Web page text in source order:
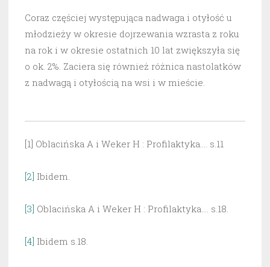
Coraz częściej występująca nadwaga i otyłość u
młodzieży w okresie dojrzewania wzrasta z roku
na rok i w okresie ostatnich 10 lat zwiększyła się
o ok. 2%. Zaciera się również różnica nastolatków
z nadwagą i otyłością na wsi i w mieście.
[1] Oblacińska A i Weker H : Profilaktyka…. s.11
[2] Ibidem.
[3] Oblacińska A i Weker H : Profilaktyka…. s.18.
[4] Ibidem s.18.